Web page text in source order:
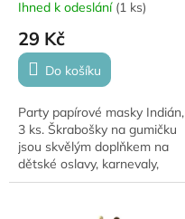
Ihned k odeslání (1 ks)
29 Kč
Do košíku
Party papírové masky Indián,
3 ks. Škrabošky na gumičku
jsou skvělým doplňkem na
dětské oslavy, karnevaly,
tematické party i hraní.